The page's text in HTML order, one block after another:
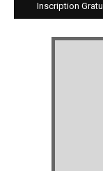
Inscription